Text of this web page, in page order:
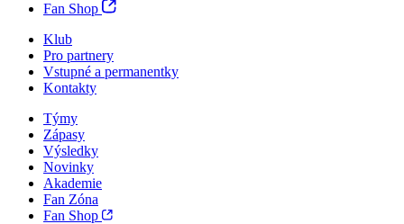
Fan Shop
Klub
Pro partnery
Vstupné a permanentky
Kontakty
Týmy
Zápasy
Výsledky
Novinky
Akademie
Fan Zóna
Fan Shop